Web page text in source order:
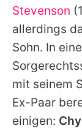
Stevenson
allerdings
Sohn. In
mit seinem
Ex-Paar
einigen: